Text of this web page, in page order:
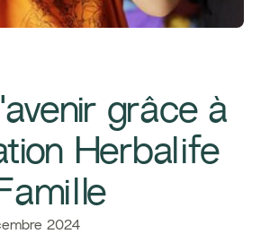
grâce à
Herbalife
2024